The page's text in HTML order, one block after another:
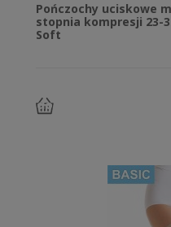
Pończochy uciskowe
stopnia kompresji 23-
Soft
do